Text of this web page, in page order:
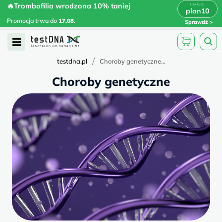
Skip
content
🔥Trombofilia wrodzona 10% taniej
Promocja trwa do 17.08.
plan10
Sprawdź
🔥Trombofilia wrodzona 10% taniej
plan10 x
Open
testdna.pl / Choroby genetyczne...
Choroby genetyczne